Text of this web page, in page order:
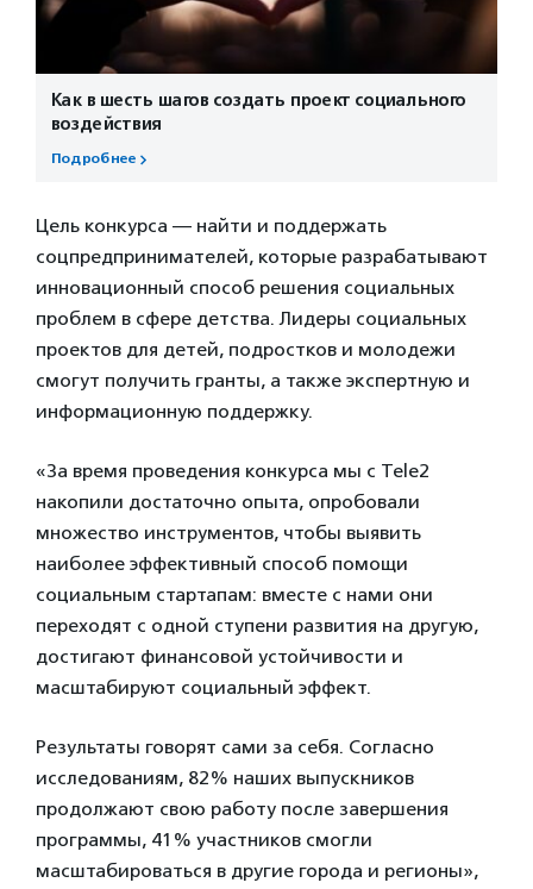
Как в шесть шагов создать проект социального
воздействия
Подробнее
Цель конкурса — найти и поддержать
соцпредпринимателей, которые разрабатывают
инновационный способ решения социальных
проблем в сфере детства. Лидеры социальных
проектов для детей, подростков и молодежи
смогут получить гранты, а также экспертную и
информационную поддержку.
«За время проведения конкурса мы с Tele2
накопили достаточно опыта, опробовали
множество инструментов, чтобы выявить
наиболее эффективный способ помощи
социальным стартапам: вместе с нами они
переходят с одной ступени развития на другую,
достигают финансовой устойчивости и
масштабируют социальный эффект.
Результаты говорят сами за себя. Согласно
исследованиям, 82% наших выпускников
продолжают свою работу после завершения
программы, 41% участников смогли
масштабироваться в другие города и регионы»,